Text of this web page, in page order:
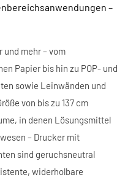
–
mehr – vom
Papier bis hin zu POP- und
sowie Leinwänden und
von bis zu 137 cm
in denen Lösungsmittel
– Drucker mit
sind geruchsneutral
widerholbare